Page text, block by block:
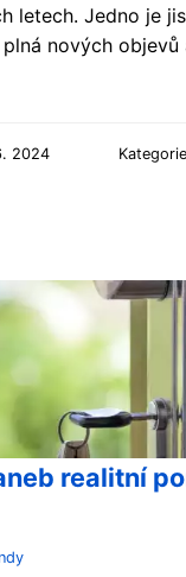
letech. Jedno je
nových objevů
2024
realitní